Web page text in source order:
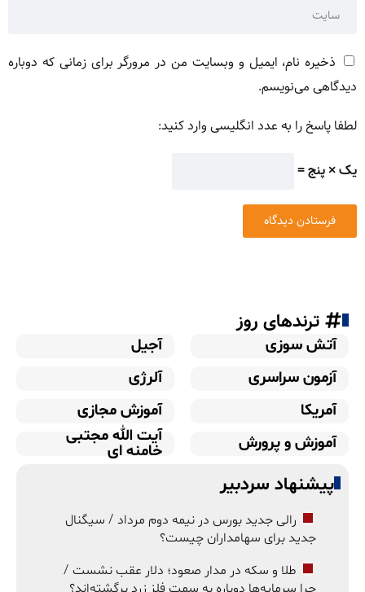
ذخیره نام، ایمیل و وبسایت من در مرورگر برای زمانی که دوباره
دیدگاهی می‌نویسم.
لطفا پاسخ را به عدد انگلیسی وارد کنید:
یک × پنج =
ترندهای روز
آتش سوزی
آجیل
آزمون سراسری
آلرژی
آمریکا
آموزش مجازی
آموزش و پرورش
آیت الله مجتبی
خامنه ای
پیشنهاد سردبیر
رالی جدید بورس در نیمه دوم مرداد / سیگنال
جدید برای سهامداران چیست؟
طلا و سکه در مدار صعود؛ دلار عقب نشست /